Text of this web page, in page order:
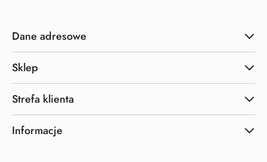
Dane adresowe
Sklep
Strefa klienta
Informacje